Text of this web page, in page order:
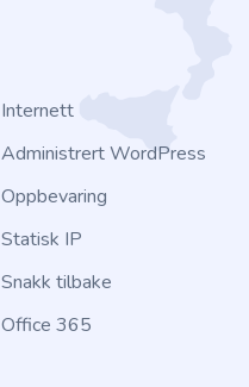
Internett
Administrert WordPress
Oppbevaring
Statisk IP
Snakk tilbake
Office 365